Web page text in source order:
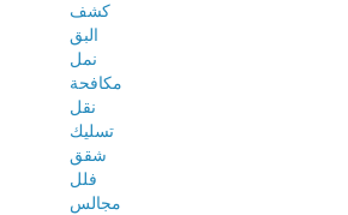
كشف
البق
نمل
مكافحة
نقل
تسليك
شقق
فلل
مجالس